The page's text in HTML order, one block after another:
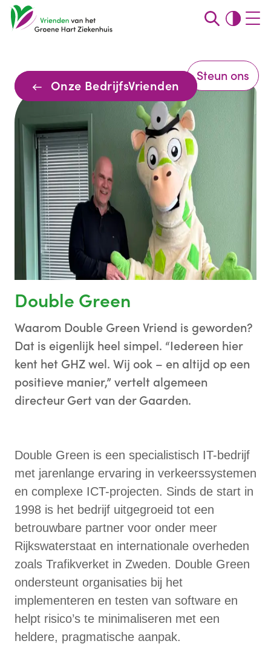
Steun ons
Onze BedrijfsVrienden
Double Green
Waarom Double Green Vriend is geworden?
Dat is eigenlijk heel simpel. “Iedereen hier
kent het GHZ wel. Wij ook – en altijd op een
positieve manier,” vertelt algemeen
directeur Gert van der Gaarden.
Double Green is een specialistisch IT-bedrijf
met jarenlange ervaring in verkeerssystemen
en complexe ICT-projecten. Sinds de start in
1998 is het bedrijf uitgegroeid tot een
betrouwbare partner voor onder meer
Rijkswaterstaat en internationale overheden
zoals Trafikverket in Zweden. Double Green
ondersteunt organisaties bij het
implementeren en testen van software en
helpt risico’s te minimaliseren met een
heldere, pragmatische aanpak.